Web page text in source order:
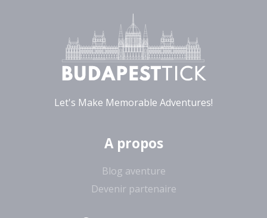
Let's Make Memorable Adventures!
A propos
Blog aventure
Devenir partenaire